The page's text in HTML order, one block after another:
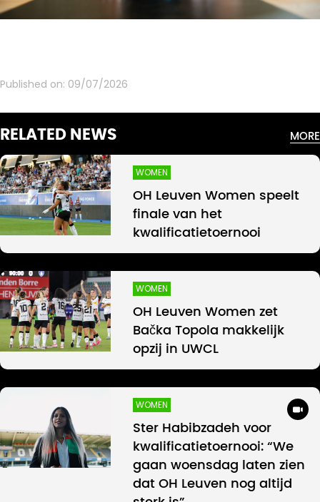
Published on: 09/07/2026
RELATED NEWS MORE
WOMEN
OH Leuven Women speelt
finale van het
kwalificatietoernooi
WOMEN
OH Leuven Women zet
Bačka Topola makkelijk
opzij in UWCL
WOMEN
Ster Habibzadeh voor
kwalificatietoernooi: “We
gaan woensdag laten zien
dat OH Leuven nog altijd